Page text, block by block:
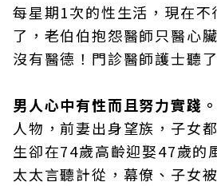
每星期1次的性生活，現在不
了，老伯伯抱怨醫師只醫心
沒有醫德！門診醫師護士聽
男人心中有性而且努力實踐。
人物，前妻出身望族，子女
生卻在74歲高齡迎娶47歲的
太太言聽計從，幕僚、子女